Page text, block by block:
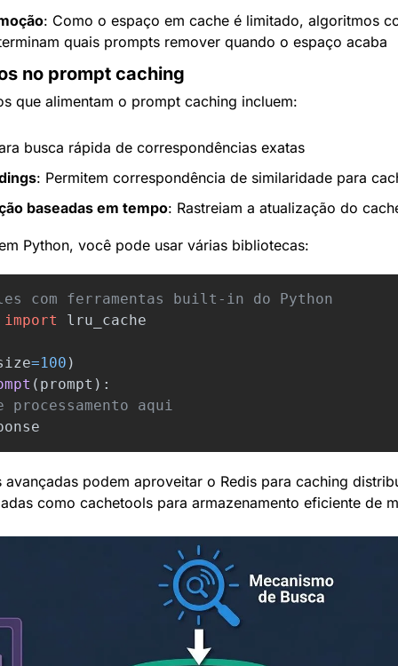
: Como o espaço em cache é limitado, algoritmos
quais prompts remover quando o espaço acaba
no prompt caching
que alimentam o prompt caching incluem:
busca rápida de correspondências exatas
: Permitem correspondência de similaridade para
baseadas em tempo: Rastreiam a atualização do
Python, você pode usar várias bibliotecas:
import
lru_cache
=100 )
( prompt ):
avançadas podem aproveitar o Redis para caching
como cachetools para armazenamento eficiente de